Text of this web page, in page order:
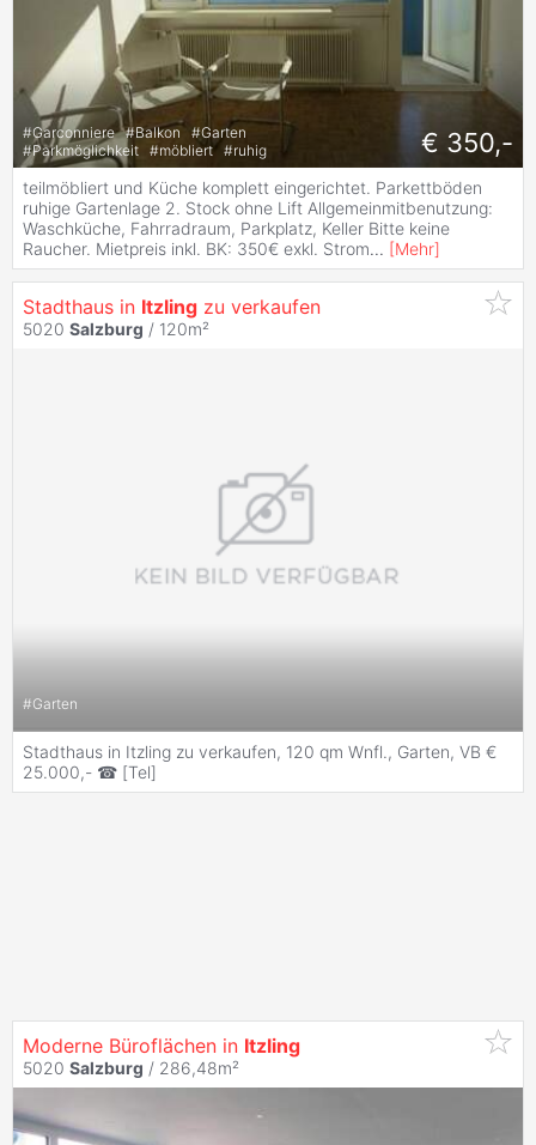
#Garconniere #Balkon #Garten
#Parkmöglichkeit #möbliert #ruhig € 350,-
teilmöbliert und Küche komplett eingerichtet. Parkettböden
ruhige Gartenlage 2. Stock ohne Lift Allgemeinmitbenutzung:
Waschküche, Fahrradraum, Parkplatz, Keller Bitte keine
Raucher. Mietpreis inkl. BK: 350€ exkl. Strom... [Mehr]
Stadthaus in Itzling zu verkaufen
5020 Salzburg / 120m²
#Garten
Stadthaus in Itzling zu verkaufen, 120 qm Wnfl., Garten, VB €
25.000,- ☎ [Tel]
Moderne Büroflächen in Itzling
5020 Salzburg / 286,48m²